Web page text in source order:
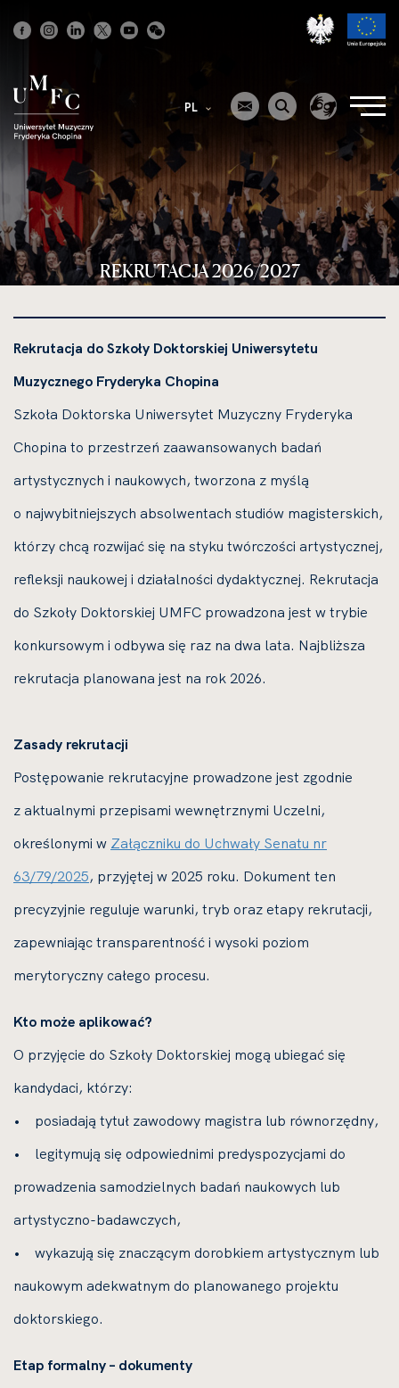
główna
PL
REKRUTACJA 2026/2027
Rekrutacja do Szkoły Doktorskiej Uniwersytetu
Muzycznego Fryderyka Chopina
Szkoła Doktorska Uniwersytet Muzyczny Fryderyka
Chopina to przestrzeń zaawansowanych badań
artystycznych i naukowych, tworzona z myślą
o najwybitniejszych absolwentach studiów magisterskich,
którzy chcą rozwijać się na styku twórczości artystycznej,
refleksji naukowej i działalności dydaktycznej. Rekrutacja
do Szkoły Doktorskiej UMFC prowadzona jest w trybie
konkursowym i odbywa się raz na dwa lata. Najbliższa
rekrutacja planowana jest na rok 2026.
Zasady rekrutacji
Postępowanie rekrutacyjne prowadzone jest zgodnie
z aktualnymi przepisami wewnętrznymi Uczelni,
określonymi w Załączniku do Uchwały Senatu nr
63/79/2025, przyjętej w 2025 roku. Dokument ten
precyzyjnie reguluje warunki, tryb oraz etapy rekrutacji,
zapewniając transparentność i wysoki poziom
merytoryczny całego procesu.
Kto może aplikować?
O przyjęcie do Szkoły Doktorskiej mogą ubiegać się
kandydaci, którzy:
• posiadają tytuł zawodowy magistra lub równorzędny,
• legitymują się odpowiednimi predyspozycjami do
prowadzenia samodzielnych badań naukowych lub
artystyczno-badawczych,
• wykazują się znaczącym dorobkiem artystycznym lub
naukowym adekwatnym do planowanego projektu
doktorskiego.
Etap formalny – dokumenty